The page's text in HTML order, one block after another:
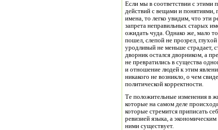
Если мы в соответствии с этими
действий с вещами и
имена, то легко увидим, что эти
запрета неправильных старых
ожидать чуда. Однако же, мало
пошел, слепой не прозрел,
уродливый не меньше страдает,
дворник остался дворником, а
не превратились в существа
и отношение людей к этим
никакого не возникло, о чем
политической корректности.
Те положительные изменения в
которые на самом деле
которые стремится приписать
ревизией языка, а
ними существует.